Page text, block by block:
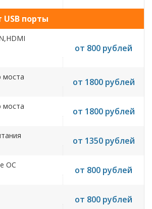
порты
от 800 рублей
моста от 1800 рублей
моста от 1800 рублей
от 1350 рублей
ОС от 800 рублей
от 800 рублей